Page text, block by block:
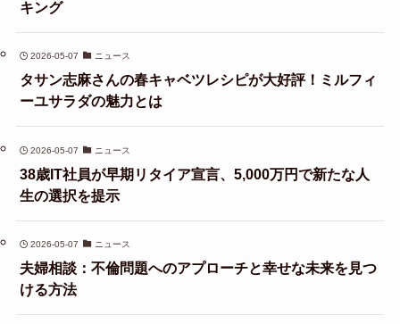
キング
2026-05-07 ニュース
タサン志麻さんの春キャベツレシピが大好評！ミルフィ
ーユサラダの魅力とは
2026-05-07 ニュース
38歳IT社員が早期リタイア宣言、5,000万円で新たな人
生の選択を提示
2026-05-07 ニュース
夫婦相談：不倫問題へのアプローチと幸せな未来を見つ
ける方法